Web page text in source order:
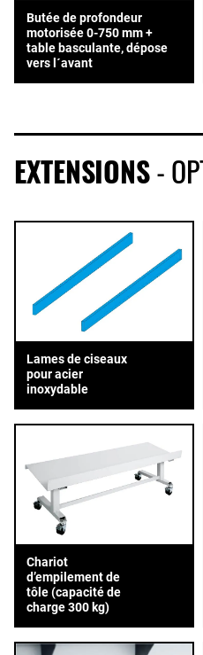
Butée de profondeur
motorisée 0-750 mm +
table basculante, dépose
vers l´avant
EXTENSIONS-
Lames de ciseaux
pour acier
inoxydable
Chariot
d’empilement de
tôle (capacité de
charge 300 kg)